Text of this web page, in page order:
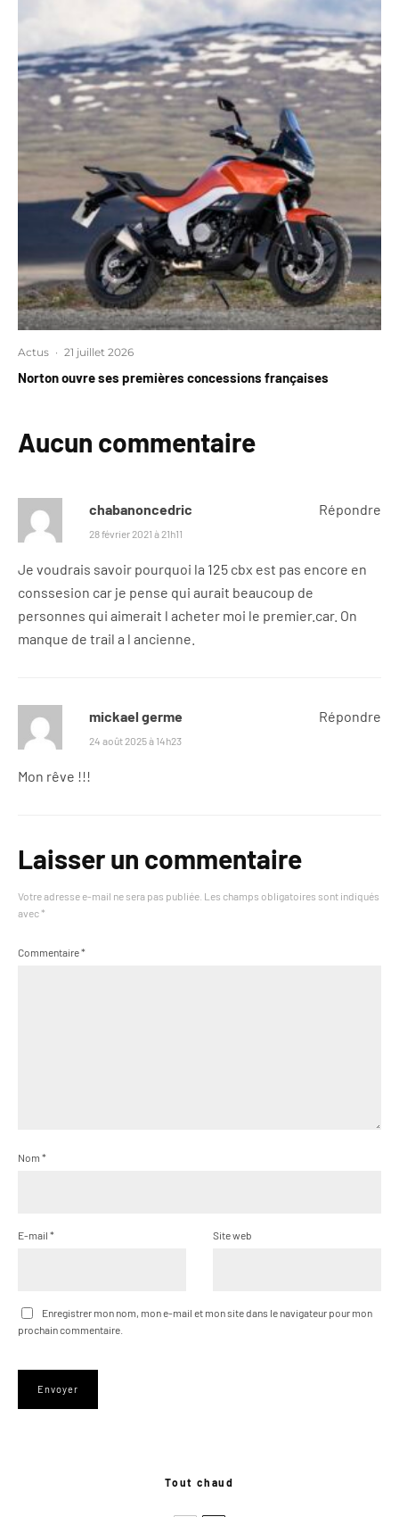
Actus · 21 juillet 2026
Norton ouvre ses premières concessions françaises
Aucun commentaire
chabanoncedric
28 février 2021 à 21h11
Je voudrais savoir pourquoi la 125 cbx est pas encore en
conssesion car je pense qui aurait beaucoup de
personnes qui aimerait l acheter moi le premier.car. On
manque de trail a l ancienne.
Répondre
mickael germe
24 août 2025 à 14h23
Mon rêve !!!
Répondre
Laisser un commentaire
Votre adresse e-mail ne sera pas publiée. Les champs obligatoires sont indiqués
avec *
Commentaire*
Nom *
E-mail * Site web
Enregistrer mon nom, mon e-mail et mon site dans le navigateur pour mon
prochain commentaire.
Tout chaud